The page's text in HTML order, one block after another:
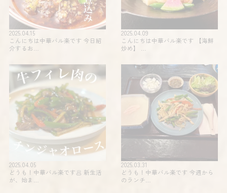
2025.04.15
こんにちは中華バル楽です 今日紹
介するお…
2025.04.09
こんにちは中華バル楽です 【海鮮
炒め】 …
2025.04.05
どうも！中華バル楽です🥟 新生活
が、始ま…
2025.03.31
どうも！中華バル楽です 今週から
のランチ…